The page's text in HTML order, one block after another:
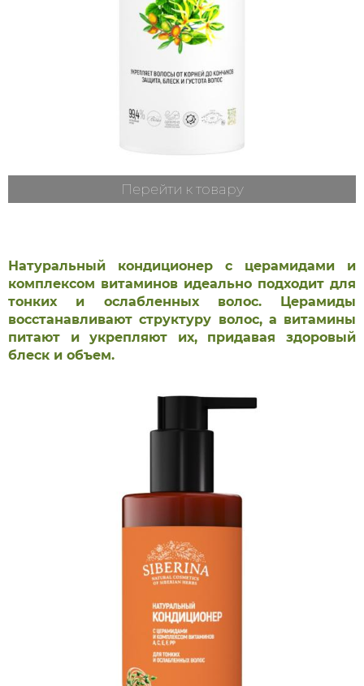
Перейти к товару
Натуральный кондиционер с церамидами и
комплексом витаминов идеально подходит для
тонких и ослабленных волос. Церамиды
восстанавливают структуру волос, а витамины
питают и укрепляют их, придавая здоровый
блеск и объем.